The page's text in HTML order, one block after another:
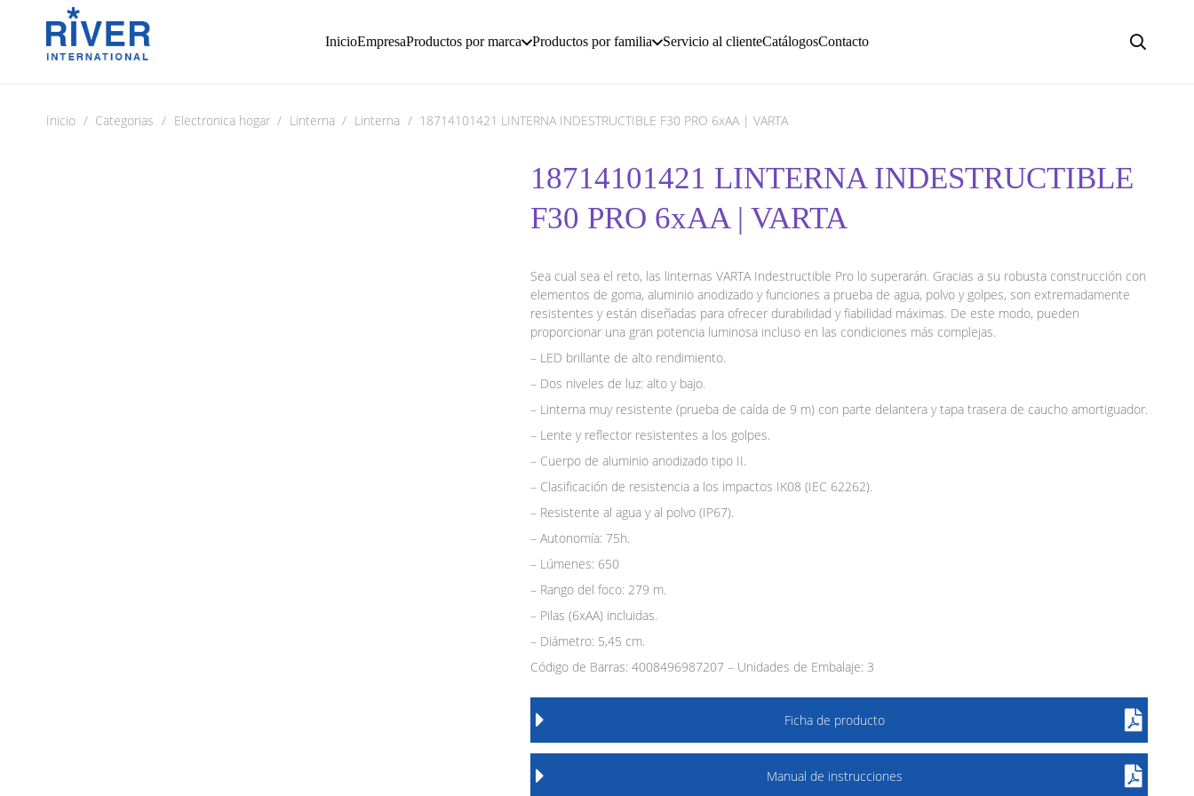
InicioEmpresaProductos por marca Productos por familia Servicio al clienteCatálogosContacto
Inicio / Categorias / Electronica hogar / Linterna / Linterna / 18714101421 LINTERNA INDESTRUCTIBLE F30 PRO 6xAA | VARTA
18714101421 LINTERNA INDESTRUCTIBLE
F30 PRO 6xAA | VARTA
Sea cual sea el reto, las linternas VARTA Indestructible Pro lo superarán. Gracias a su robusta construcción con
elementos de goma, aluminio anodizado y funciones a prueba de agua, polvo y golpes, son extremadamente
resistentes y están diseñadas para ofrecer durabilidad y fiabilidad máximas. De este modo, pueden
proporcionar una gran potencia luminosa incluso en las condiciones más complejas.
– LED brillante de alto rendimiento.
– Dos niveles de luz: alto y bajo.
– Linterna muy resistente (prueba de caída de 9 m) con parte delantera y tapa trasera de caucho amortiguador.
– Lente y reflector resistentes a los golpes.
– Cuerpo de aluminio anodizado tipo II.
– Clasificación de resistencia a los impactos IK08 (IEC 62262).
– Resistente al agua y al polvo (IP67).
– Autonomía: 75h.
– Lúmenes: 650
– Rango del foco: 279 m.
– Pilas (6xAA) incluidas.
– Diámetro: 5,45 cm.
Código de Barras: 4008496987207 – Unidades de Embalaje: 3
Ficha de producto
Manual de instrucciones